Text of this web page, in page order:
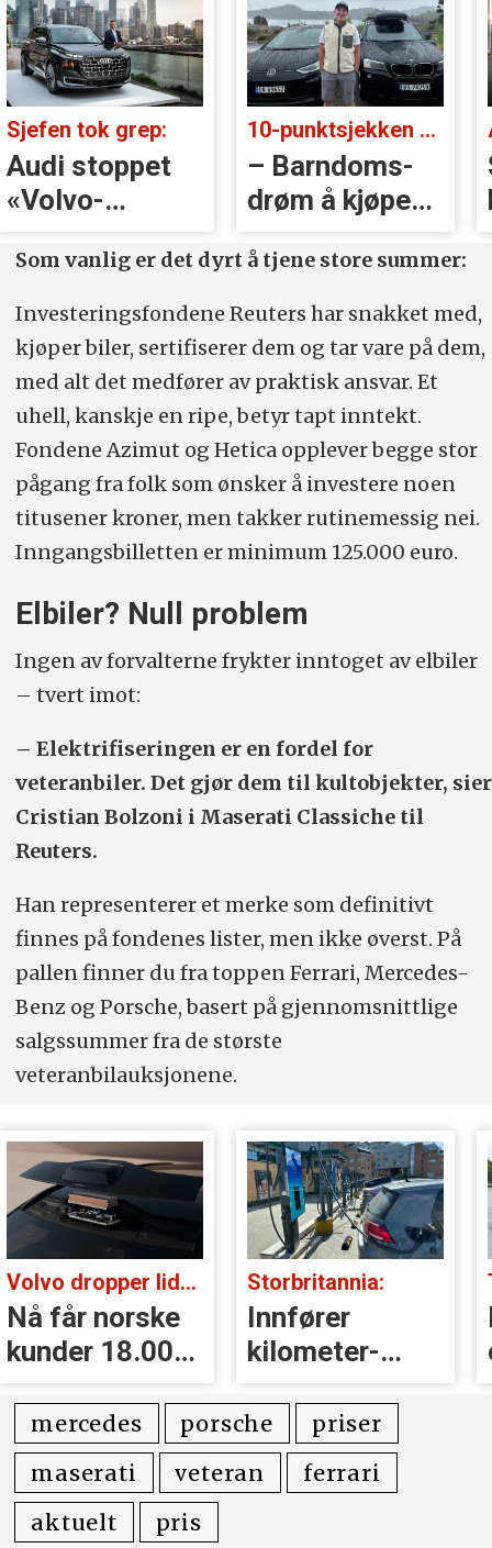
Sjefen tok grep:
Audi stoppet
«Volvo-
håndtak» rett
før lansering
10-punktsjekken med Christian Paasche:
– Barndoms­
drøm å kjøpe
BMW
Som vanlig er det dyrt å tjene store summer:
Investeringsfondene Reuters har snakket med,
kjøper biler, sertifiserer dem og tar vare på dem,
med alt det medfører av praktisk ansvar. Et
uhell, kanskje en ripe, betyr tapt inntekt.
Fondene Azimut og Hetica opplever begge stor
pågang fra folk som ønsker å investere noen
titusener kroner, men takker rutinemessig nei.
Inngangsbilletten er minimum 125.000 euro.
Elbiler? Null problem
Ingen av forvalterne frykter inntoget av elbiler
– tvert imot:
– Elektrifiseringen er en fordel for
veteranbiler. Det gjør dem til kultobjekter, sier
Cristian Bolzoni i Maserati Classiche til
Reuters.
Han representerer et merke som definitivt
finnes på fondenes lister, men ikke øverst. På
pallen finner du fra toppen Ferrari, Mercedes-
Benz og Porsche, basert på gjennomsnittlige
salgssummer fra de største
veteranbilauksjonene.
Volvo dropper lidar for godt:
Nå får norske
kunder 18.000
kr i erstatning
Storbritannia:
Innfører
kilometer­
avgift for
elbiler
mercedes porsche
priser
maserati
veteran
ferrari
aktuelt
pris